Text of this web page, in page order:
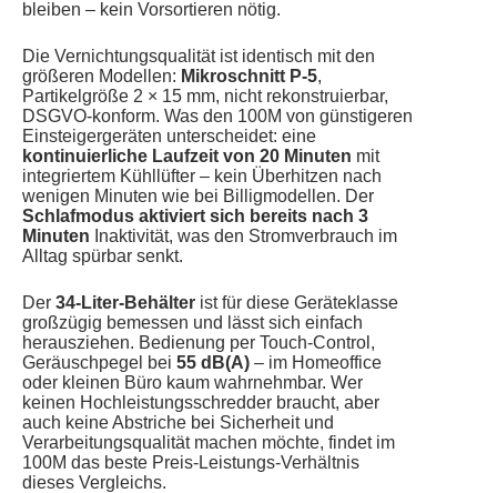
bleiben – kein Vorsortieren nötig.
Die Vernichtungsqualität ist identisch mit den
größeren Modellen: Mikroschnitt P-5,
Partikelgröße 2 × 15 mm, nicht rekonstruierbar,
DSGVO-konform. Was den 100M von günstigeren
Einsteigergeräten unterscheidet: eine
kontinuierliche Laufzeit von 20 Minuten mit
integriertem Kühllüfter – kein Überhitzen nach
wenigen Minuten wie bei Billigmodellen. Der
Schlafmodus aktiviert sich bereits nach 3
Minuten Inaktivität, was den Stromverbrauch im
Alltag spürbar senkt.
Der 34-Liter-Behälter ist für diese Geräteklasse
großzügig bemessen und lässt sich einfach
herausziehen. Bedienung per Touch-Control,
Geräuschpegel bei 55 dB(A) – im Homeoffice
oder kleinen Büro kaum wahrnehmbar. Wer
keinen Hochleistungsschredder braucht, aber
auch keine Abstriche bei Sicherheit und
Verarbeitungsqualität machen möchte, findet im
100M das beste Preis-Leistungs-Verhältnis
dieses Vergleichs.